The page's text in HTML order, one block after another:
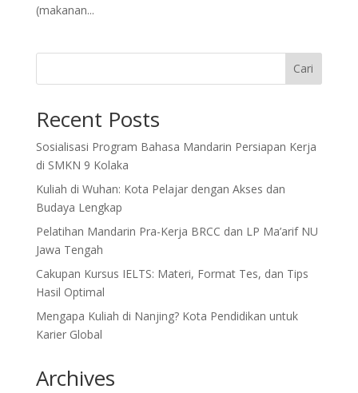
(makanan...
Cari
Recent Posts
Sosialisasi Program Bahasa Mandarin Persiapan Kerja
di SMKN 9 Kolaka
Kuliah di Wuhan: Kota Pelajar dengan Akses dan
Budaya Lengkap
Pelatihan Mandarin Pra-Kerja BRCC dan LP Ma’arif NU
Jawa Tengah
Cakupan Kursus IELTS: Materi, Format Tes, dan Tips
Hasil Optimal
Mengapa Kuliah di Nanjing? Kota Pendidikan untuk
Karier Global
Archives